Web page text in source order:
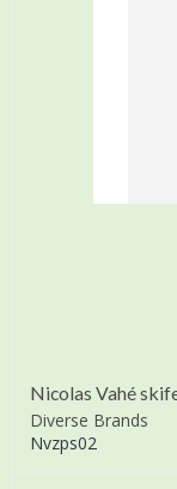
Nicolas Vahé
Diverse Brands
Nvzps02